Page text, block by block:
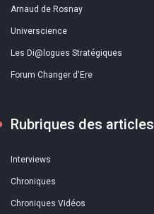
Arnaud de Rosnay
Universcience
Les Di@logues Stratégiques
Forum Changer d'Ere
Rubriques des articles
Interviews
Chroniques
Chroniques Vidéos